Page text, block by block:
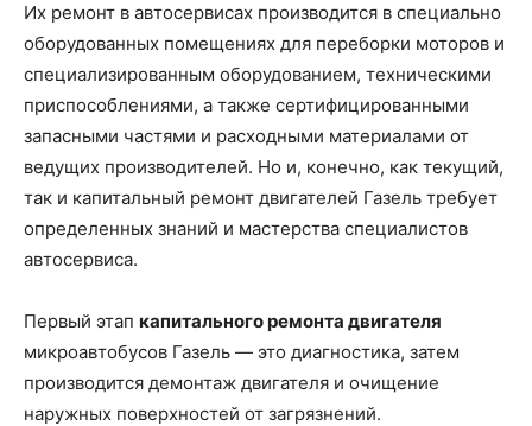
Их ремонт в автосервисах производится в специально
оборудованных помещениях для переборки моторов и
специализированным оборудованием, техническими
приспособлениями, а также сертифицированными
запасными частями и расходными материалами от
ведущих производителей. Но и, конечно, как текущий,
так и капитальный ремонт двигателей Газель требует
определенных знаний и мастерства специалистов
автосервиса.
Первый этап капитального ремонта двигателя
микроавтобусов Газель — это диагностика, затем
производится демонтаж двигателя и очищение
наружных поверхностей от загрязнений.